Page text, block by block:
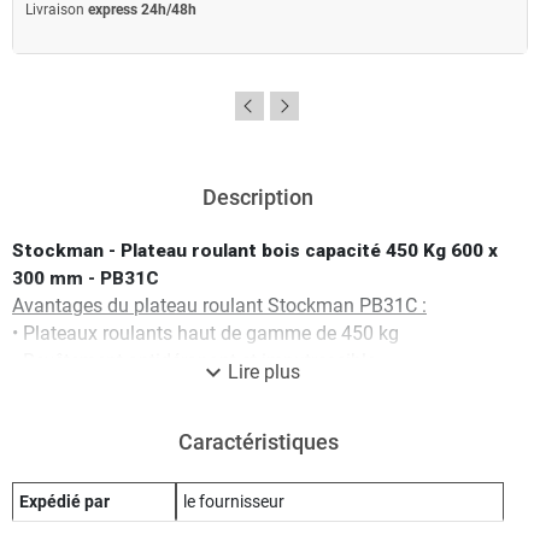
Livraison express 24h/48h
Description
Stockman - Plateau roulant bois capacité 450 Kg 600 x
300 mm - PB31C
Avantages du plateau roulant Stockman PB31C :
• Plateaux roulants haut de gamme de 450 kg
• Revêtement antidérapant et imputrescible
• Bande de protection non tachant sur le périmètre
• Epaisseur plateau 27 mm
diamètre Ø 100 mm
Caractéristiques techniques du plateau roulant Stockman
expand_more Lire plus
Caractéristiques
Expédié par le fournisseur